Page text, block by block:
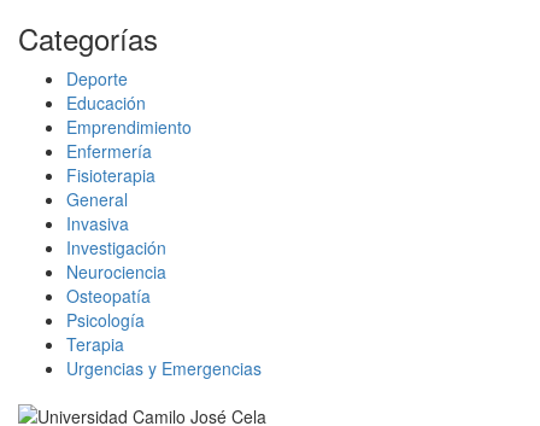
Categorías
Deporte
Educación
Emprendimiento
Enfermería
Fisioterapia
General
Invasiva
Investigación
Neurociencia
Osteopatía
Psicología
Terapia
Urgencias y Emergencias